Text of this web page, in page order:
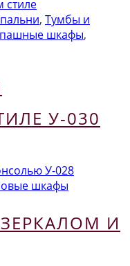
, Тумбы и
шкафы,
У-030
шкафы
И